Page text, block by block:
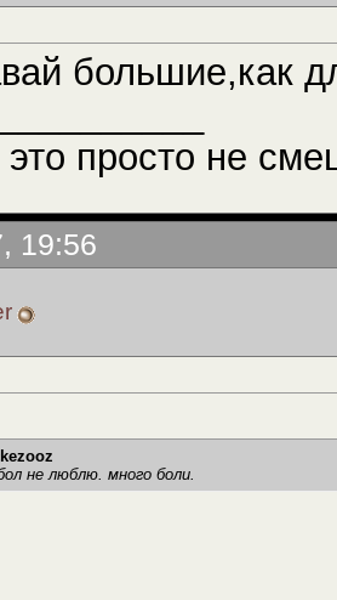
большие,как
это просто не
19:56
не люблю. много боли.